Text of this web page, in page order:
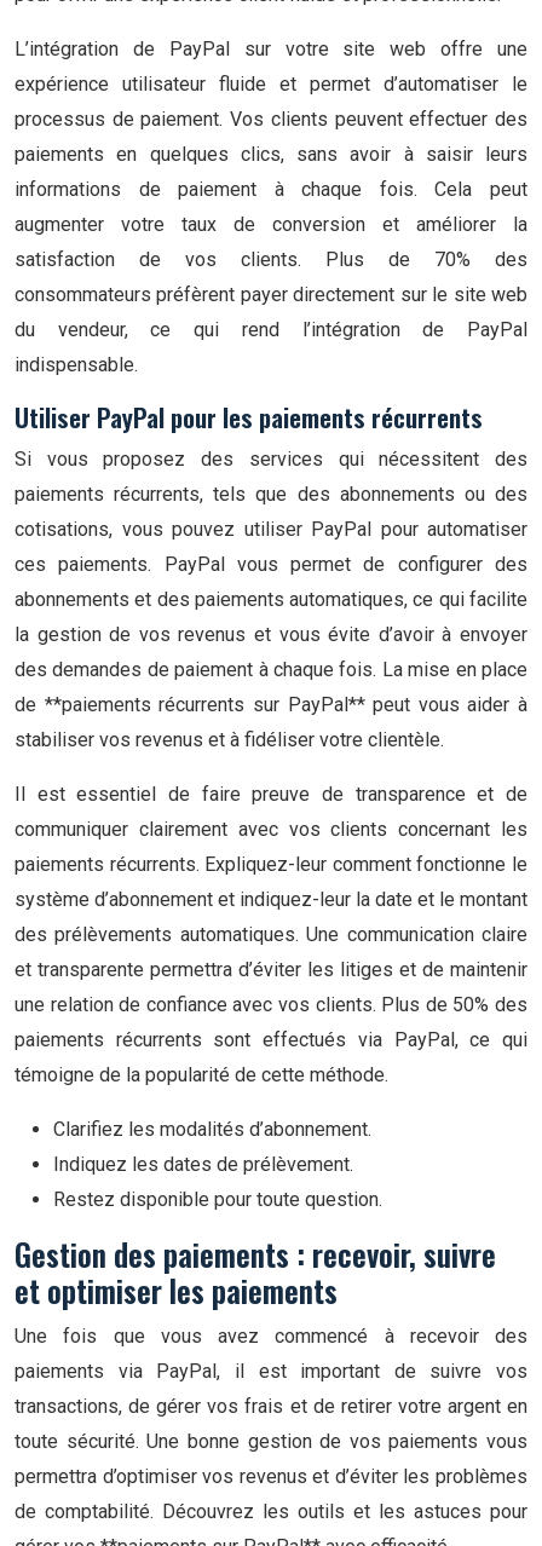
L’intégration de PayPal sur votre site web offre une
expérience utilisateur fluide et permet d’automatiser le
processus de paiement. Vos clients peuvent effectuer des
paiements en quelques clics, sans avoir à saisir leurs
informations de paiement à chaque fois. Cela peut
augmenter votre taux de conversion et améliorer la
satisfaction de vos clients. Plus de 70% des
consommateurs préfèrent payer directement sur le site web
du vendeur, ce qui rend l’intégration de PayPal
indispensable.
Utiliser PayPal pour les paiements récurrents
Si vous proposez des services qui nécessitent des
paiements récurrents, tels que des abonnements ou des
cotisations, vous pouvez utiliser PayPal pour automatiser
ces paiements. PayPal vous permet de configurer des
abonnements et des paiements automatiques, ce qui facilite
la gestion de vos revenus et vous évite d’avoir à envoyer
des demandes de paiement à chaque fois. La mise en place
de **paiements récurrents sur PayPal** peut vous aider à
stabiliser vos revenus et à fidéliser votre clientèle.
Il est essentiel de faire preuve de transparence et de
communiquer clairement avec vos clients concernant les
paiements récurrents. Expliquez-leur comment fonctionne le
système d’abonnement et indiquez-leur la date et le montant
des prélèvements automatiques. Une communication claire
et transparente permettra d’éviter les litiges et de maintenir
une relation de confiance avec vos clients. Plus de 50% des
paiements récurrents sont effectués via PayPal, ce qui
témoigne de la popularité de cette méthode.
Clarifiez les modalités d’abonnement.
Indiquez les dates de prélèvement.
Restez disponible pour toute question.
Gestion des paiements : recevoir, suivre
et optimiser les paiements
Une fois que vous avez commencé à recevoir des
paiements via PayPal, il est important de suivre vos
transactions, de gérer vos frais et de retirer votre argent en
toute sécurité. Une bonne gestion de vos paiements vous
permettra d’optimiser vos revenus et d’éviter les problèmes
de comptabilité. Découvrez les outils et les astuces pour